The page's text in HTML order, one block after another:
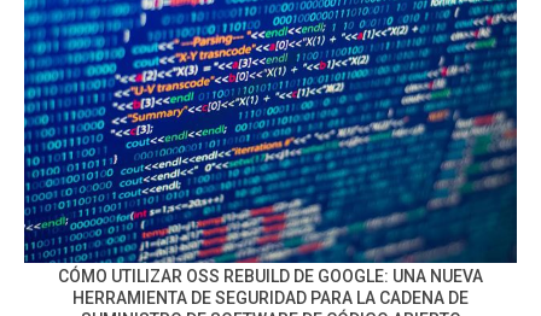
CÓMO UTILIZAR OSS REBUILD DE GOOGLE: UNA NUEVA
HERRAMIENTA DE SEGURIDAD PARA LA CADENA DE